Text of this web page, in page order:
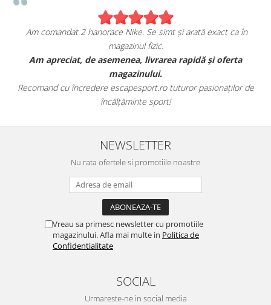
Am comandat 2 hanorace Nike. Se simt și arată exact ca în
magazinul fizic.
Am apreciat, de asemenea, livrarea rapidă și oferta
magazinului.
Recomand cu încredere escapesport.ro tuturor pasionaților de
încălțăminte sport!
NEWSLETTER
Nu rata ofertele si promotiile noastre
Vreau sa primesc newsletter cu promotiile
magazinului. Afla mai multe in Politica de
Confidentialitate
SOCIAL
Urmareste-ne in social media